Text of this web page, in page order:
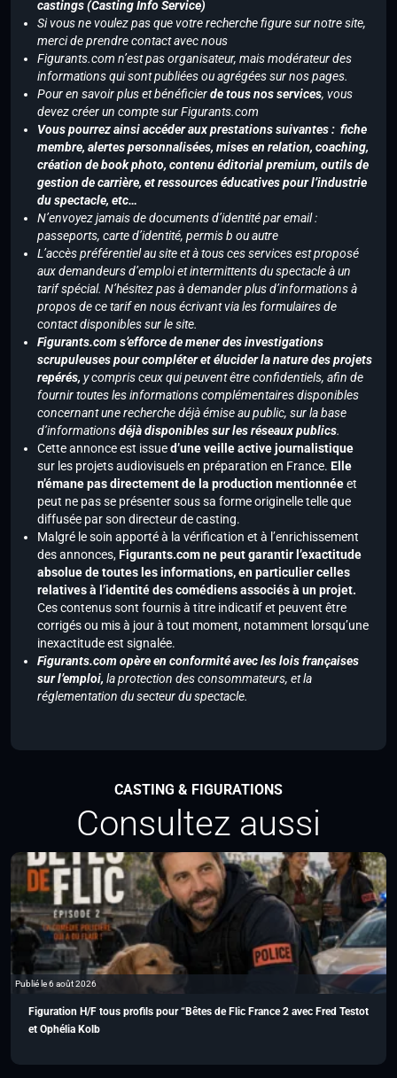
castings (Casting Info Service)
Si vous ne voulez pas que votre recherche figure sur notre site,
merci de prendre contact avec nous
Figurants.com n’est pas organisateur, mais modérateur des
informations qui sont publiées ou agrégées sur nos pages.
Pour en savoir plus et bénéficierde tous nos services, vous
devez créer un compte sur Figurants.com
Vous pourrez ainsi accéder aux prestations suivantes : fiche
membre, alertes personnalisées, mises en relation, coaching,
création de book photo, contenu éditorial premium, outils de
gestion de carrière, et ressources éducatives pour l’industrie
du spectacle, etc…
N’envoyez jamais de documents d’identité par email :
passeports, carte d’identité, permis b ou autre
L’accès préférentiel au site et à tous ces services est proposé
aux demandeurs d’emploi et intermittents du spectacle à un
tarif spécial. N’hésitez pas à demander plus d’informations à
propos de ce tarif en nous écrivant via les formulaires de
contact disponibles sur le site.
Figurants.com s’efforce de mener des investigations
scrupuleuses pour compléter et élucider la nature des projets
repérés, y compris ceux qui peuvent être confidentiels, afin de
fournir toutes les informations complémentaires disponibles
concernant une recherche déjà émise au public, sur la base
d’informationsdéjà disponibles sur les réseaux publics.
Cette annonce est issued’une veille active journalistique
sur les projets audiovisuels en préparation en France. Elle
n’émane pas directement de la production mentionnéeet
peut ne pas se présenter sous sa forme originelle telle que
diffusée par son directeur de casting.
Malgré le soin apporté à la vérification et à l’enrichissement
des annonces,Figurants.com ne peut garantir l’exactitude
absolue de toutes les informations, en particulier celles
relatives à l’identité des comédiens associés à un projet.
Ces contenus sont fournis à titre indicatif et peuvent être
corrigés ou mis à jour à tout moment, notamment lorsqu’une
inexactitude est signalée.
Figurants.com opère en conformité avec les lois françaises
sur l’emploi, la protection des consommateurs, et la
réglementation du secteur du spectacle.
CASTING & FIGURATIONS
Consultez aussi
Publié le 6 août 2026
Figuration H/F tous profils pour “Bêtes de Flic France 2 avec Fred Testot
et Ophélia Kolb